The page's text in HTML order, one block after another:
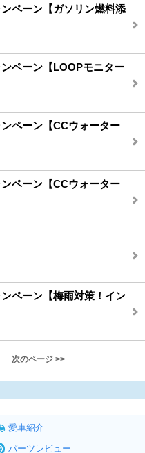
ペーン【ガソリン燃料添
ペーン【LOOPモニター
ペーン【CCウォーター
ペーン【CCウォーター
ペーン【梅雨対策！イン
次のページ >>
愛車紹介
パーツレビュー